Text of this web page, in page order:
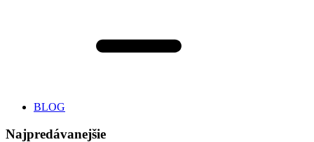
BLOG
Najpredávanejšie